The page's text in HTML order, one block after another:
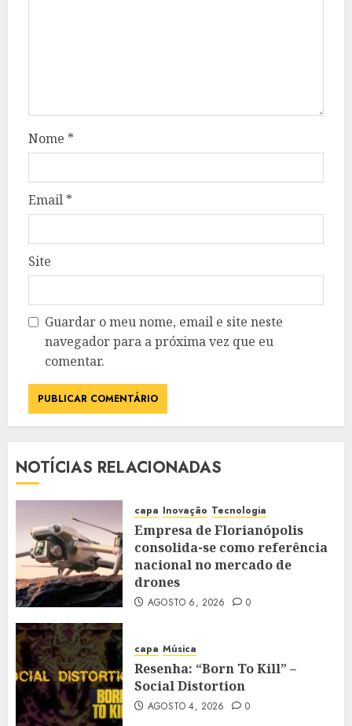
Nome *
Email *
Site
Guardar o meu nome, email e site neste
navegador para a próxima vez que eu
comentar.
NOTÍCIAS RELACIONADAS
capa Inovação Tecnologia
Empresa de Florianópolis
consolida-se como referência
nacional no mercado de
drones
AGOSTO 6, 2026 0
capa Música
Resenha: “Born To Kill” –
Social Distortion
AGOSTO 4, 2026 0